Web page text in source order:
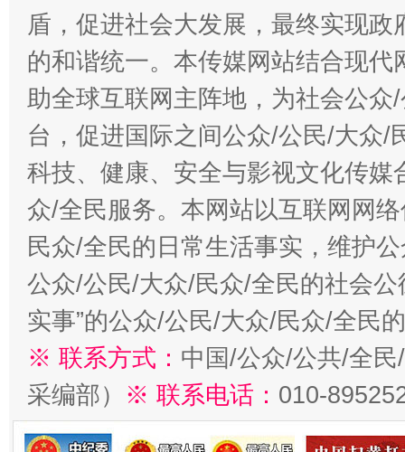
盾，促进社会大发展，最终实现
的和谐统一。本传媒网站结合现
助全球互联网主阵地，为社会公
台，促进国际之间公众/公民/大众/
科技、健康、安全与影视文化传
众/全民服务。本网站以互联网网
民众/全民的日常生活事实，维护
公众/公民/大众/民众/全民的社会公
实事”的公众/公民/大众/民众/全民
※ 联系方式： 中国/公众/公共/全
采编部） ※ 联系电话： 010-